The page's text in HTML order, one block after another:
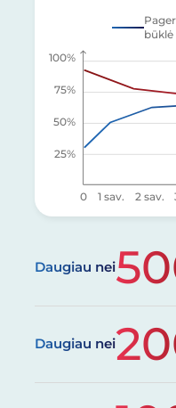
būklė
100%
75%
50%
25%
0 1 sav. 2 sav.
Daugiau nei
Daugiau nei